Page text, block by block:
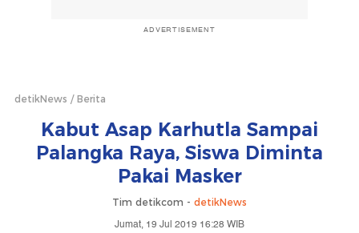
ADVERTISEMENT
detikNews Berita
Kabut Asap Karhutla Sampai
Palangka Raya, Siswa Diminta
Pakai Masker
Tim detikcom - detikNews
Jumat, 19 Jul 2019 16:28 WIB